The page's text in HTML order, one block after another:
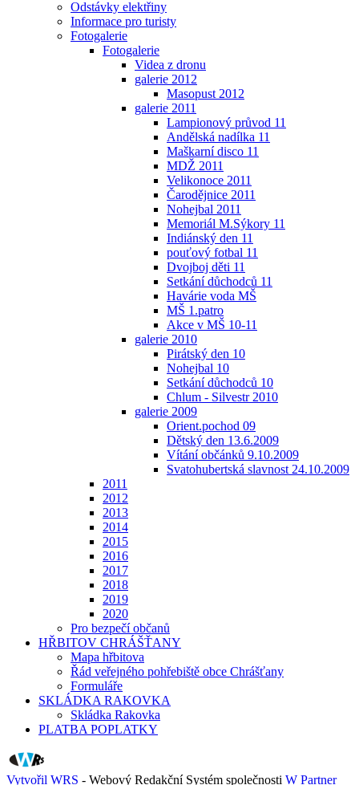
Odstávky elektřiny
Informace pro turisty
Fotogalerie
Fotogalerie
Videa z dronu
galerie 2012
Masopust 2012
galerie 2011
Lampionový průvod 11
Andělská nadílka 11
Maškarní disco 11
MDŽ 2011
Velikonoce 2011
Čarodějnice 2011
Nohejbal 2011
Memoriál M.Sýkory 11
Indiánský den 11
pouťový fotbal 11
Dvojboj děti 11
Setkání důchodců 11
Havárie voda MŠ
MŠ 1.patro
Akce v MŠ 10-11
galerie 2010
Pirátský den 10
Nohejbal 10
Setkání důchodců 10
Chlum - Silvestr 2010
galerie 2009
Orient.pochod 09
Dětský den 13.6.2009
Vítání občánků 9.10.2009
Svatohubertská slavnost 24.10.2009
2011
2012
2013
2014
2015
2016
2017
2018
2019
2020
Pro bezpečí občanů
HŘBITOV CHRÁŠŤANY
Mapa hřbitova
Řád veřejného pohřebiště obce Chrášťany
Formuláře
SKLÁDKA RAKOVKA
Skládka Rakovka
PLATBA POPLATKY
Vytvořil WRS - Webový Redakční Systém společnosti W Partner